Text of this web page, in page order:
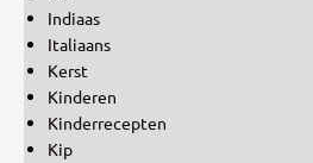
Indiaas
Italiaans
Kerst
Kinderen
Kinderrecepten
Kip